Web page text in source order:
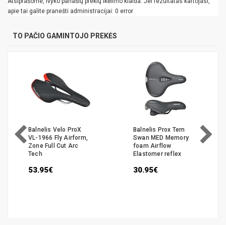
apie tai galite pranešti administracijai: 0 error
TO PAČIO GAMINTOJO PREKĖS
Balnelis Velo ProX
VL-1966 Fly Airform,
Zone Full Cut Arc
Tech
53.95€
Balnelis Prox Tern
Swan MED Memory
foam Airflow
Elastomer reflex
30.95€